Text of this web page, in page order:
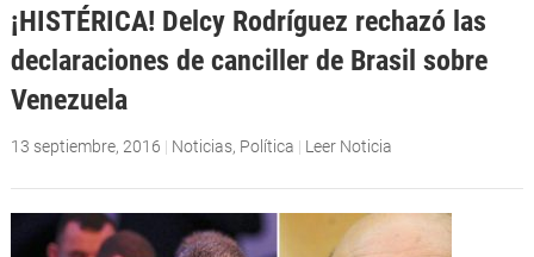
¡HISTÉRICA! Delcy Rodríguez rechazó las
declaraciones de canciller de Brasil sobre
Venezuela
13 septiembre, 2016 | Noticias, Política | Leer Noticia